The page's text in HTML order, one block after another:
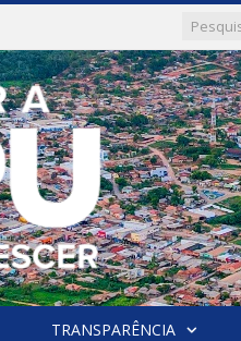
TRANSPARÊNCIA